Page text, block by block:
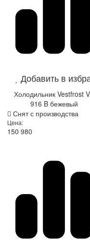
Добавить в
Холодильник Vestfrost
916 B бежевый
Снят с производства
Цена:
150 980